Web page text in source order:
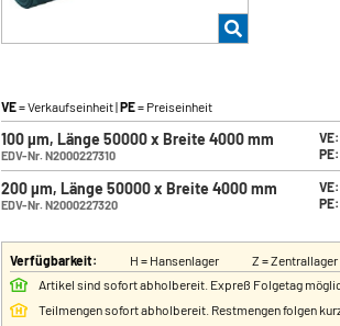
VE= Verkaufseinheit |PE= Preiseinheit
100 µm, Länge 50000 x Breite 4000 mm
EDV-Nr. N2000227310
VE:
PE:
200 µm, Länge 50000 x Breite 4000 mm
EDV-Nr. N2000227320
VE:
PE:
Verfügbarkeit: H = Hansenlager
Z = Zentrallager
Artikel sind sofort abholbereit. Expreß Folgetag
Teilmengen sofort abholbereit. Restmengen folgen